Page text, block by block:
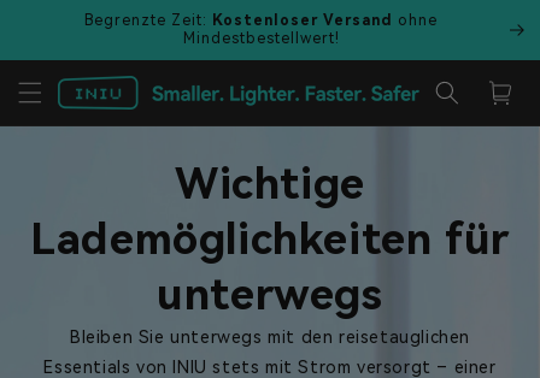
Begrenzte Zeit: Kostenloser Versand
ohne
Mindestbestellwert!
Wichtige
Lademöglichkeiten für
unterwegs
Bleiben Sie unterwegs mit den reisetauglichen
Essentials von INIU stets mit Strom versorgt – einer